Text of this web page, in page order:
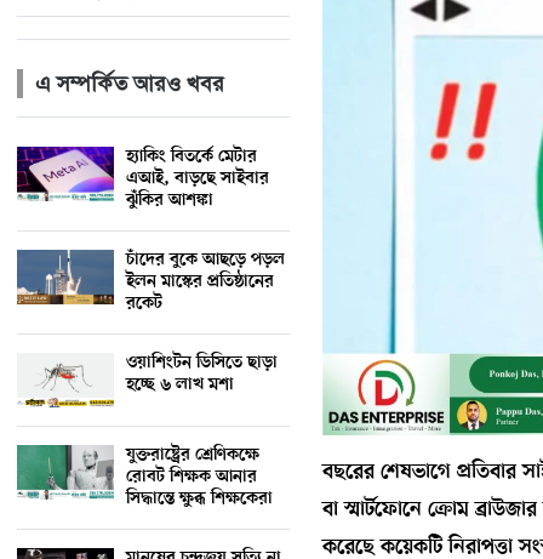
এ সম্পর্কিত আরও খবর
হ্যাকিং বিতর্কে মেটার
এআই, বাড়ছে সাইবার
ঝুঁকির আশঙ্কা
চাঁদের বুকে আছড়ে পড়ল
ইলন মাস্কের প্রতিষ্ঠানের
রকেট
ওয়াশিংটন ডিসিতে ছাড়া
হচ্ছে ৬ লাখ মশা
যুক্তরাষ্ট্রের শ্রেণিকক্ষে
রোবট শিক্ষক আনার
সিদ্ধান্তে ক্ষুব্ধ শিক্ষকেরা
বছরের শেষভাগে প্রতিবার
বা স্মার্টফোনে ক্রোম
করেছে কয়েকটি নিরাপত্তা